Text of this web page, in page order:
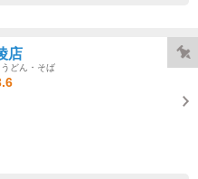
店
どん・そば